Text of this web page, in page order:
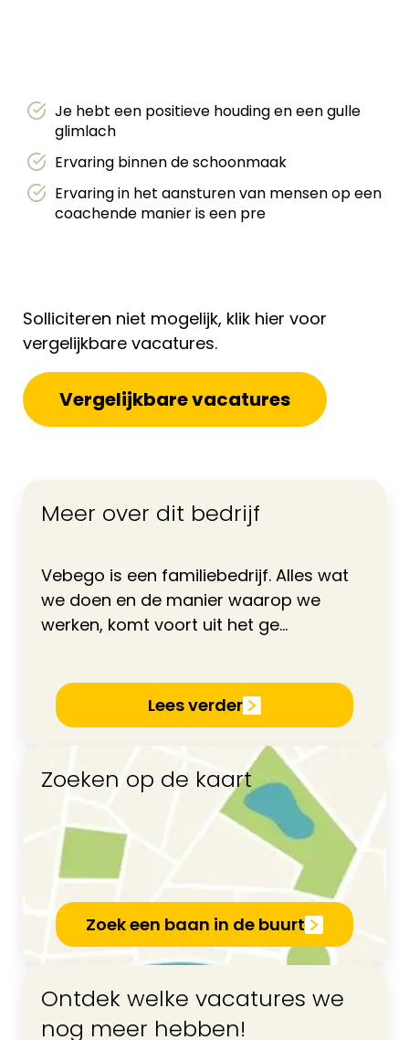
Je hebt een positieve houding en een gulle
glimlach
Ervaring binnen de schoonmaak
Ervaring in het aansturen van mensen op een
coachende manier is een pre
Solliciteren niet mogelijk, klik hier voor
vergelijkbare vacatures.
Vergelijkbare vacatures
Meer over dit bedrijf
Vebego is een familiebedrijf. Alles wat
we doen en de manier waarop we
werken, komt voort uit het ge...
Lees verder
Zoeken op de kaart
Zoek een baan in de buurt
Ontdek welke vacatures we
nog meer hebben!